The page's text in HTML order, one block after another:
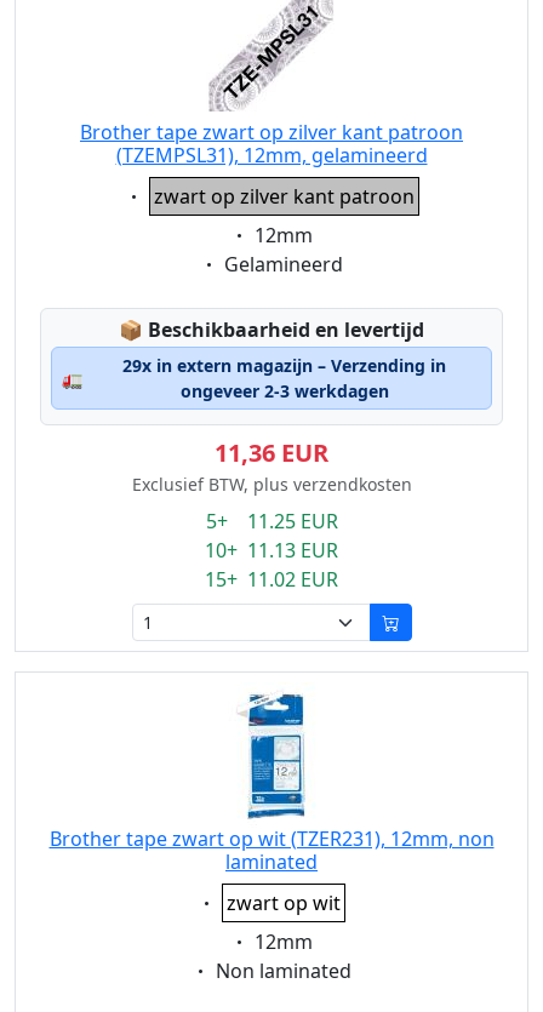
Brother tape zwart op zilver kant patroon
(TZEMPSL31), 12mm, gelamineerd
Eigenschaft:
zwart op zilver kant patroon
Eigenschaft:
12mm
Eigenschaft:
Gelamineerd
📦 Lagerstatus:
Beschikbaarheid en levertijd
🚛
29x in extern magazijn – Verzending in
ongeveer 2-3 werkdagen
11,36 EUR
Exclusief BTW, plus verzendkosten
5+ 11.25 EUR
10+ 11.13 EUR
15+ 11.02 EUR
Brother tape zwart op wit (TZER231), 12mm, non
laminated
Eigenschaft:
zwart op wit
Eigenschaft:
12mm
Eigenschaft:
Non laminated